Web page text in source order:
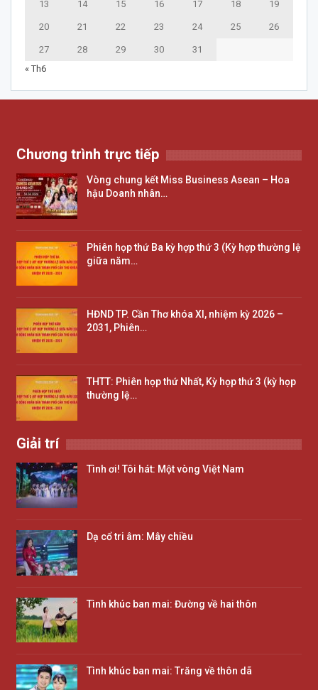
13 14 15 16 17 18 19
20 21 22 23 24 25 26
27 28 29 30
31
« Th6
Chương trình trực tiếp
Vòng chung kết Miss Business Asean – Hoa
hậu Doanh nhân…
Phiên họp thứ Ba kỳ hợp thứ 3 (Kỳ hợp thường lệ
giữa năm…
HĐND TP. Cần Thơ khóa XI, nhiệm kỳ 2026 –
2031, Phiên…
THTT: Phiên họp thứ Nhất, Kỳ họp thứ 3 (kỳ họp
thường lệ…
Giải trí
Tình ơi! Tôi hát: Một vòng Việt Nam
Dạ cổ tri âm: Mây chiều
Tình khúc ban mai: Đường về hai thôn
Tình khúc ban mai: Trăng về thôn dã